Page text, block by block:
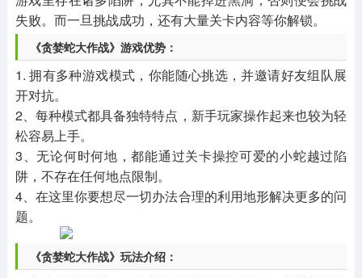
失败。而一旦挑战成功，还有大量关卡内容等你解锁。
《贪婪蛇大作战》游戏优势：
1. 拥有多种游戏模式，你能随心挑选，并邀请好友组队展
开对抗。
2、每种模式都具备独特特点，新手玩家操作起来也较为轻
松容易上手。
3、无论何时何地，都能通过关卡操控可爱的小蛇越过陷
阱，不存在任何地点限制。
4、在这里你要想尽一切办法合理的利用地形解决更多的问
题。
《贪婪蛇大作战》玩法介绍：